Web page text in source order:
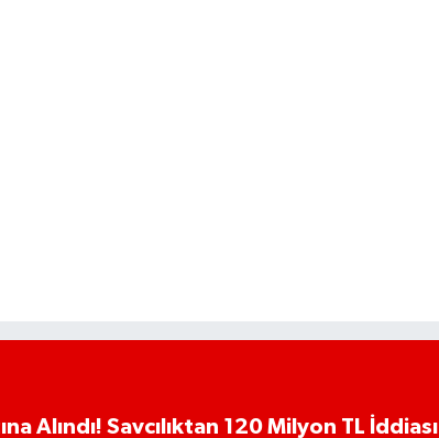
Alındı! Savcılıktan 120 Milyon TL İddiası